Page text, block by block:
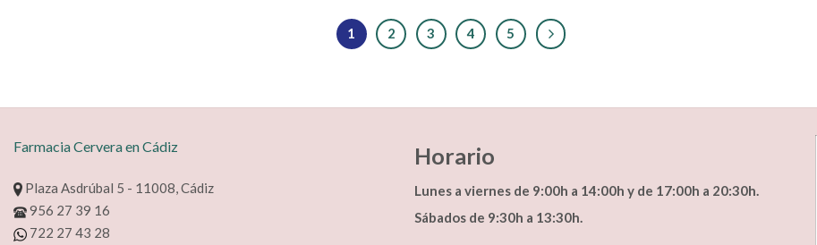
1 2 3 4 5
Farmacia Cervera en Cádiz
Plaza Asdrúbal 5 - 11008, Cádiz
956 27 39 16
722 27 43 28
Horario
Lunes a viernes de 9:00h a 14:00h y de 17:00h a 20:30h.
Sábados de 9:30h a 13:30h.